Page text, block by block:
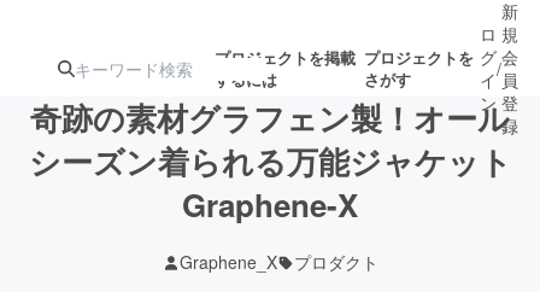
プロジェクトを掲載
するには
プロジェクトを
さがす
注目の新着プロ
ジェクト
募集終了が近いプ
ロ
グ
イ
ン
/
新
規
会
員
登
録
奇跡の素材グラフェン製！オール
シーズン着られる万能ジャケット
Graphene-X
Graphene_X プロダクト